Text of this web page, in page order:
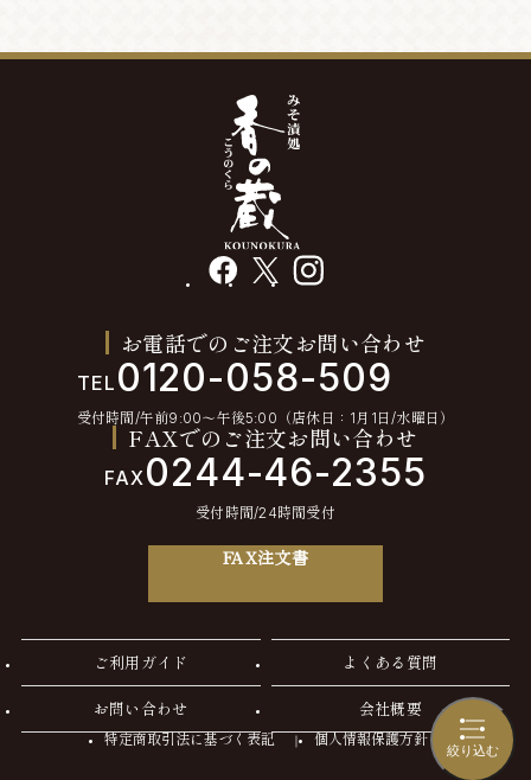
絞り込む
facebook instagram
お電話でのご注文お問い合わせ
TEL 0120-058-509
受付時間/午前9:00〜午後5:00（店休日：1月1日/水曜日）
FAXでのご注文お問い合わせ
FAX 0244-46-2355
受付時間/24時間受付
FAX注文書
ご利用ガイド よくある質問
お問い合わせ 会社概要
特定商取引法に基づく表記 個人情報保護方針